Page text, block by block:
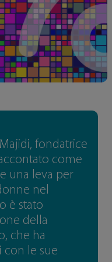
fondatrice
come
una leva per
nel
è stato
della
che ha
con le sue